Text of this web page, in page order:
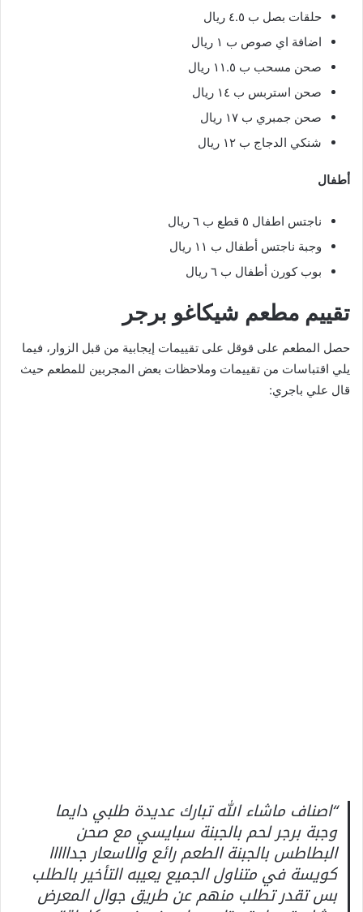
حلقات بصل ب ٤.٥ ريال
اضافة اي صوص ب ١ ريال
صحن مسحب ب ١١.٥ ريال
صحن استربس ب ١٤ ريال
صحن جمبري ب ١٧ ريال
شنكي الدجاج ب ١٢ ريال
أطفال
ناجتس اطفال ٥ قطع ب ٦ ريال
وجبة ناجتس أطفال ب ١١ ريال
بوب كورن أطفال ب ٦ ريال
تقييم مطعم شيكاغو برجر
حصل المطعم على قوقل على تقييمات إيجابية من قبل الزوار، فيما
يلي اقتباسات من تقييمات وملاحظات بعض المجربين للمطعم حيث
قال علي باجري:
“اصناف ماشاء الله تبارك عديدة طلبي دايما
وجبة برجر لحم بالجبنة سبايسي مع صحن
البطاطس بالجبنة الطعم رائع والاسعار جدااااا
كويسة في متناول الجميع يعيبه التأخير بالطلب
بس تقدر تطلب منهم عن طريق جوال المعرض